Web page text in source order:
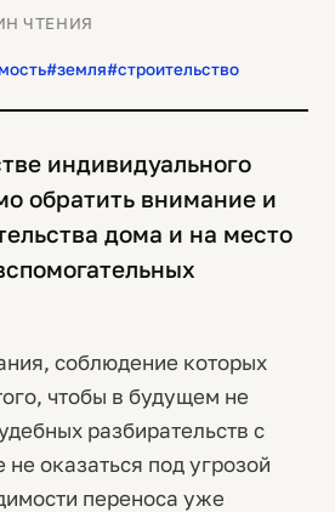
ЧТЕНИЯ
#земля#строительство
индивидуального
обратить внимание и
дома и на место
соблюдение которых
чтобы в будущем не
разбирательств с
оказаться под угрозой
переноса уже